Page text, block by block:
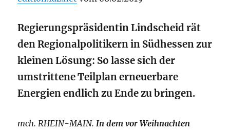
Regierungspräsidentin Lindscheid rät
den Regionalpolitikern in Südhessen zur
kleinen Lösung: So lasse sich der
umstrittene Teilplan erneuerbare
Energien endlich zu Ende zu bringen.
mch. RHEIN-MAIN. In dem vor Weihnachten